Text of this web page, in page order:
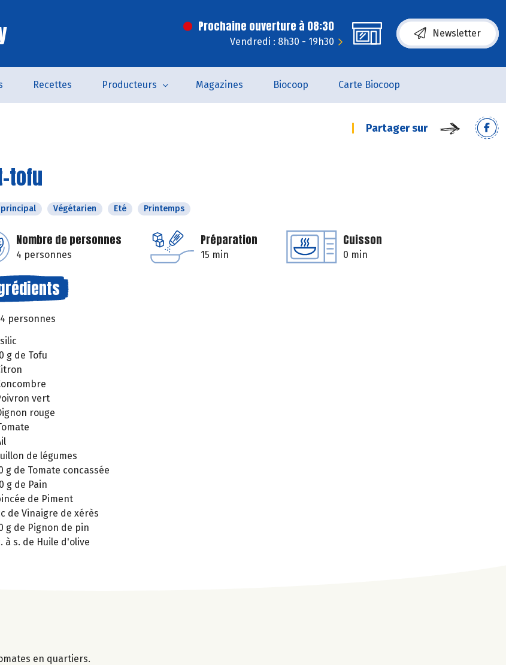
Prochaine ouverture à 08:30
Vendredi : 8h30 - 19h30
Newsletter
Recettes Producteurs Magazines Biocoop Carte Biocoop
Partager sur
tofu
Végétarien Eté Printemps
Nombre de personnes
4 personnes
Préparation
15 min
Cuisson
0 min
personnes
g de Tofu
vert
rouge
de légumes
g de Tomate concassée
g de Pain
de Piment
de Vinaigre de xérès
g de Pignon de pin
à s. de Huile d'olive
en quartiers.